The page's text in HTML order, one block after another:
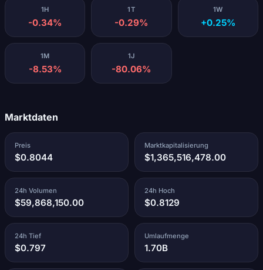
1H
-0.34%
1T
-0.29%
1W
+0.25%
1M
-8.53%
1J
-80.06%
Marktdaten
Preis
$0.8044
Marktkapitalisierung
$1,365,516,478.00
24h Volumen
$59,868,150.00
24h Hoch
$0.8129
24h Tief
$0.797
Umlaufmenge
1.70B